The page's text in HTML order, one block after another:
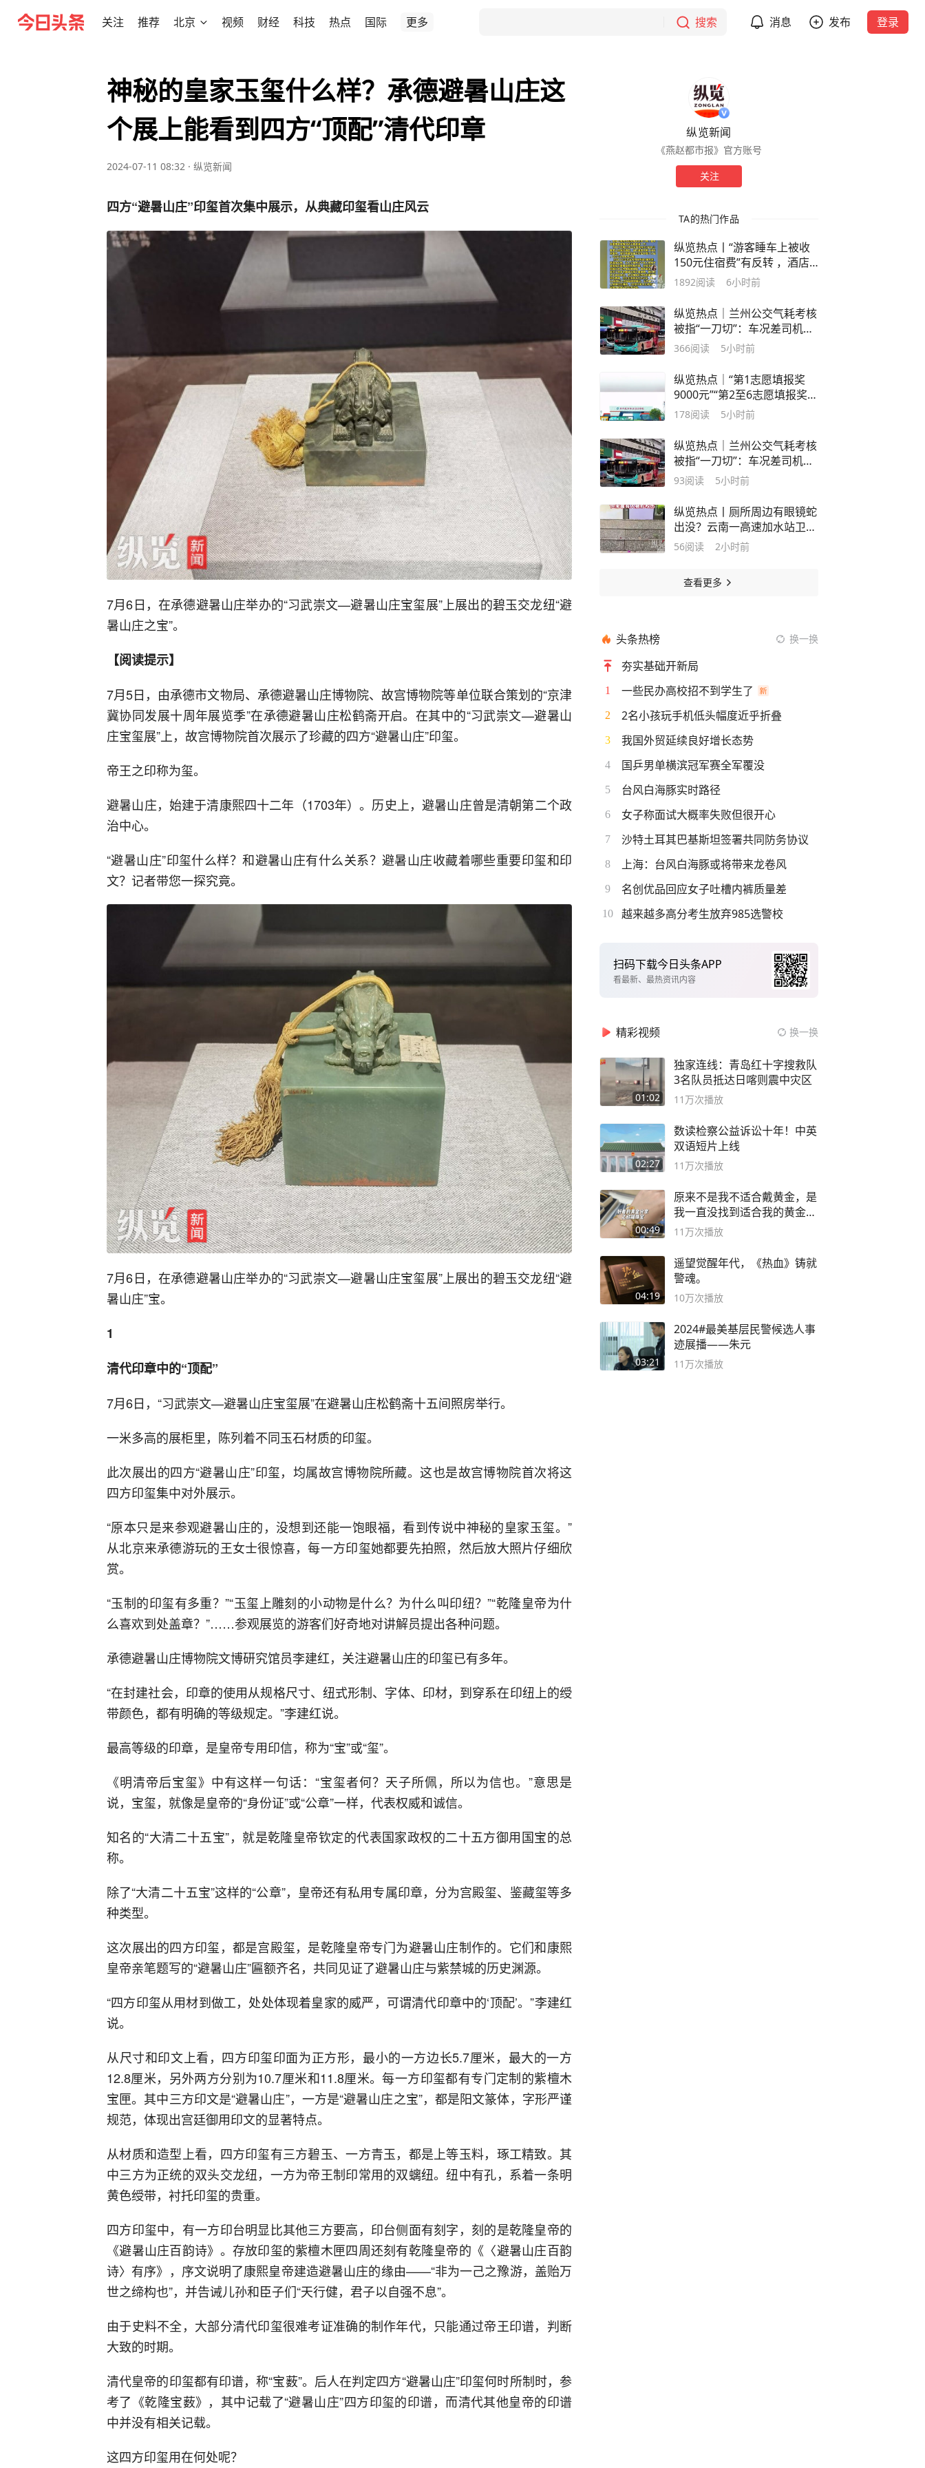
关注 推荐 北京 视频 财经 科技 热点 国际 更多 搜索 消息 发布 登录
神秘的皇家玉玺什么样？承德避暑山庄这
个展上能看到四方“顶配”清代印章
2024-07-11 08:32 · 纵览新闻
四方“避暑山庄”印玺首次集中展示，从典藏印玺看山庄风云
7月6日，在承德避暑山庄举办的“习武崇文—避暑山庄宝玺展”上展出的碧玉交龙纽“避
暑山庄之宝”。
【阅读提示】
7月5日，由承德市文物局、承德避暑山庄博物院、故宫博物院等单位联合策划的“京津
冀协同发展十周年展览季”在承德避暑山庄松鹤斋开启。在其中的“习武崇文—避暑山
庄宝玺展”上，故宫博物院首次展示了珍藏的四方“避暑山庄”印玺。
帝王之印称为玺。
避暑山庄，始建于清康熙四十二年（1703年）。历史上，避暑山庄曾是清朝第二个政
治中心。
“避暑山庄”印玺什么样？和避暑山庄有什么关系？避暑山庄收藏着哪些重要印玺和印
文？记者带您一探究竟。
7月6日，在承德避暑山庄举办的“习武崇文—避暑山庄宝玺展”上展出的碧玉交龙纽“避
暑山庄”宝。
1
清代印章中的“顶配”
7月6日，“习武崇文—避暑山庄宝玺展”在避暑山庄松鹤斋十五间照房举行。
一米多高的展柜里，陈列着不同玉石材质的印玺。
此次展出的四方“避暑山庄”印玺，均属故宫博物院所藏。这也是故宫博物院首次将这
四方印玺集中对外展示。
“原本只是来参观避暑山庄的，没想到还能一饱眼福，看到传说中神秘的皇家玉玺。”
从北京来承德游玩的王女士很惊喜，每一方印玺她都要先拍照，然后放大照片仔细欣
赏。
“玉制的印玺有多重？”“玉玺上雕刻的小动物是什么？为什么叫印纽？”“乾隆皇帝为什
么喜欢到处盖章？”……参观展览的游客们好奇地对讲解员提出各种问题。
承德避暑山庄博物院文博研究馆员李建红，关注避暑山庄的印玺已有多年。
“在封建社会，印章的使用从规格尺寸、纽式形制、字体、印材，到穿系在印纽上的绶
带颜色，都有明确的等级规定。”李建红说。
最高等级的印章，是皇帝专用印信，称为“宝”或“玺”。
《明清帝后宝玺》中有这样一句话：“宝玺者何？天子所佩，所以为信也。”意思是
说，宝玺，就像是皇帝的“身份证”或“公章”一样，代表权威和诚信。
知名的“大清二十五宝”，就是乾隆皇帝钦定的代表国家政权的二十五方御用国宝的总
称。
除了“大清二十五宝”这样的“公章”，皇帝还有私用专属印章，分为宫殿玺、鉴藏玺等多
种类型。
这次展出的四方印玺，都是宫殿玺，是乾隆皇帝专门为避暑山庄制作的。它们和康熙
皇帝亲笔题写的“避暑山庄”匾额齐名，共同见证了避暑山庄与紫禁城的历史渊源。
“四方印玺从用材到做工，处处体现着皇家的威严，可谓清代印章中的‘顶配’。”李建红
说。
从尺寸和印文上看，四方印玺印面为正方形，最小的一方边长5.7厘米，最大的一方
12.8厘米，另外两方分别为10.7厘米和11.8厘米。每一方印玺都有专门定制的紫檀木
宝匣。其中三方印文是“避暑山庄”，一方是“避暑山庄之宝”，都是阳文篆体，字形严谨
规范，体现出宫廷御用印文的显著特点。
从材质和造型上看，四方印玺有三方碧玉、一方青玉，都是上等玉料，琢工精致。其
中三方为正统的双头交龙纽，一方为帝王制印常用的双螭纽。纽中有孔，系着一条明
黄色绶带，衬托印玺的贵重。
四方印玺中，有一方印台明显比其他三方要高，印台侧面有刻字，刻的是乾隆皇帝的
《避暑山庄百韵诗》。存放印玺的紫檀木匣四周还刻有乾隆皇帝的《〈避暑山庄百韵
诗〉有序》，序文说明了康熙皇帝建造避暑山庄的缘由——“非为一己之豫游，盖贻万
世之缔构也”，并告诫儿孙和臣子们“天行健，君子以自强不息”。
由于史料不全，大部分清代印玺很难考证准确的制作年代，只能通过帝王印谱，判断
大致的时期。
清代皇帝的印玺都有印谱，称“宝薮”。后人在判定四方“避暑山庄”印玺何时所制时，参
考了《乾隆宝薮》，其中记载了“避暑山庄”四方印玺的印谱，而清代其他皇帝的印谱
中并没有相关记载。
这四方印玺用在何处呢？
纵览新闻
《燕赵都市报》官方账号
关注
TA的热门作品
纵览热点丨“游客睡车上被收
150元住宿费”有反转 ，酒店
负责人：十余人在院里停车做
多日网暴，当地文旅：网传内
容大量不实
1892阅读 6小时前
纵览热点｜兰州公交气耗考核
被指“一刀切”：车况差司机频
被扣钱，有乘客质疑部分公交
司回应“正在核实”
366阅读 5小时前
纵览热点｜“第1志愿填报奖
9000元”“第2至6志愿填报奖
7000元”，河南一高校宣称填
律师：涉嫌违反高招相关规定
178阅读 5小时前
纵览热点｜兰州公交气耗考核
被指“一刀切”：车况差司机频
被扣钱，有乘客质疑部分公交
司回应“正在核实”
93阅读 5小时前
纵览热点丨厕所周边有眼镜蛇
出没？云南一高速加水站卫生
间提示吓到路过司机，工作人
56阅读 2小时前
查看更多
头条热榜 换一换
夯实基础开新局
1 一些民办高校招不到学生了
2 2名小孩玩手机低头幅度近乎折叠
3 我国外贸延续良好增长态势
4 国乒男单横滨冠军赛全军覆没
5 台风白海豚实时路径
6 女子称面试大概率失败但很开心
7 沙特土耳其巴基斯坦签署共同防务协议
8 上海：台风白海豚或将带来龙卷风
9 名创优品回应女子吐槽内裤质量差
10 越来越多高分考生放弃985选警校
扫码下载今日头条APP
看最新、最热资讯内容
精彩视频 换一换
01:02
独家连线：青岛红十字搜救队
3名队员抵达日喀则震中灾区
11万次播放
02:27
数读检察公益诉讼十年！中英
双语短片上线
11万次播放
00:49
原来不是我不适合戴黄金，是
我一直没找到适合我的黄金
😭
11万次播放
04:19
遥望觉醒年代，《热血》铸就
警魂。
10万次播放
03:21
2024#最美基层民警候选人事
迹展播——朱元
11万次播放